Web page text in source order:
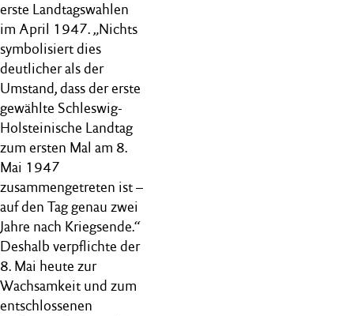
erste Landtagswahlen
im April 1947. „Nichts
symbolisiert dies
deutlicher als der
Umstand, dass der erste
gewählte Schleswig-
Holsteinische Landtag
zum ersten Mal am 8.
Mai 1947
zusammengetreten ist –
auf den Tag genau zwei
Jahre nach Kriegsende.“
Deshalb verpflichte der
8. Mai heute zur
Wachsamkeit und zum
entschlossenen